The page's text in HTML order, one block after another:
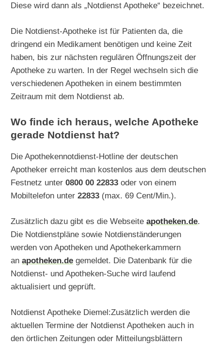
Diese wird dann als „Notdienst Apotheke“ bezeichnet.
Die Notdienst-Apotheke ist für Patienten da, die
dringend ein Medikament benötigen und keine Zeit
haben, bis zur nächsten regulären Öffnungszeit der
Apotheke zu warten. In der Regel wechseln sich die
verschiedenen Apotheken in einem bestimmten
Zeitraum mit dem Notdienst ab.
Wo finde ich heraus, welche Apotheke
gerade Notdienst hat?
Die Apothekennotdienst-Hotline der deutschen
Apotheker erreicht man kostenlos aus dem deutschen
Festnetz unter0800 00 22833 oder von einem
Mobiltelefon unter22833 (max. 69 Cent/Min.).
Zusätzlich dazu gibt es die Webseiteapotheken.de.
Die Notdienstpläne sowie Notdienständerungen
werden von Apotheken und Apothekerkammern
anapotheken.de gemeldet. Die Datenbank für die
Notdienst- und Apotheken-Suche wird laufend
aktualisiert und geprüft.
Notdienst Apotheke Diemel:Zusätzlich werden die
aktuellen Termine der Notdienst Apotheken auch in
den örtlichen Zeitungen oder Mitteilungsblättern